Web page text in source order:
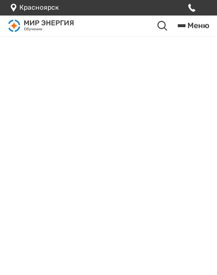
Красноярск
Меню